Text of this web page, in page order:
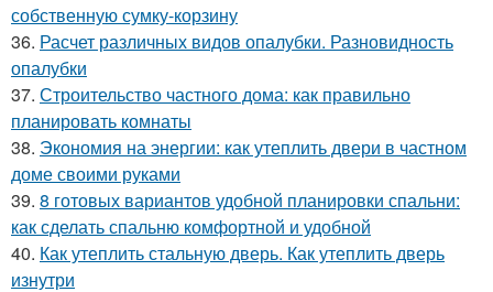
собственную сумку-корзину
36. Расчет различных видов опалубки. Разновидность
опалубки
37. Строительство частного дома: как правильно
планировать комнаты
38. Экономия на энергии: как утеплить двери в частном
доме своими руками
39. 8 готовых вариантов удобной планировки спальни:
как сделать спальню комфортной и удобной
40. Как утеплить стальную дверь. Как утеплить дверь
изнутри